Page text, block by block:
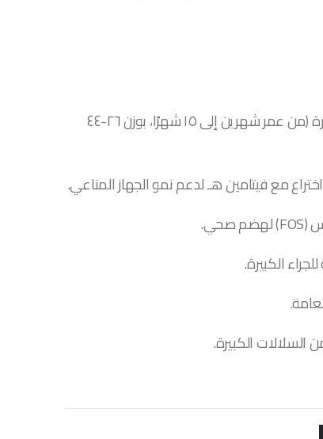
طعام جاف مُصمم خصيصًا للجراء من السلالات الكبيرة (من عمر شهرين إلى ١٥ شهرًا، بوزن ٢٦-٤٤
مع فيتامين هـ لدعم نمو الجهاز المناعي.
الكبيرة.